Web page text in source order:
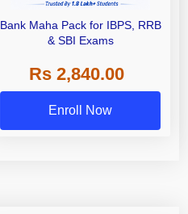
Bank Maha Pack for IBPS, RRB
& SBI Exams
Rs 2,840.00
Enroll Now